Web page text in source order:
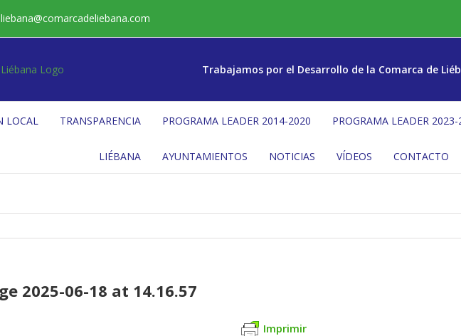
liebana@comarcadeliebana.com
Trabajamos por el Desarrollo de la Comarca de
LOCAL TRANSPARENCIA PROGRAMA LEADER 2014-2020 PROGRAMA LEADER
LIÉBANA AYUNTAMIENTOS NOTICIAS VÍDEOS CONTACTO
2025-06-18 at 14.16.57
Imprimir